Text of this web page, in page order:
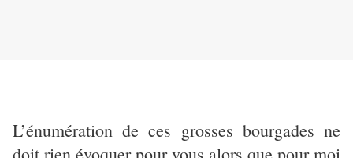
L’énumération de ces grosses bourgades ne